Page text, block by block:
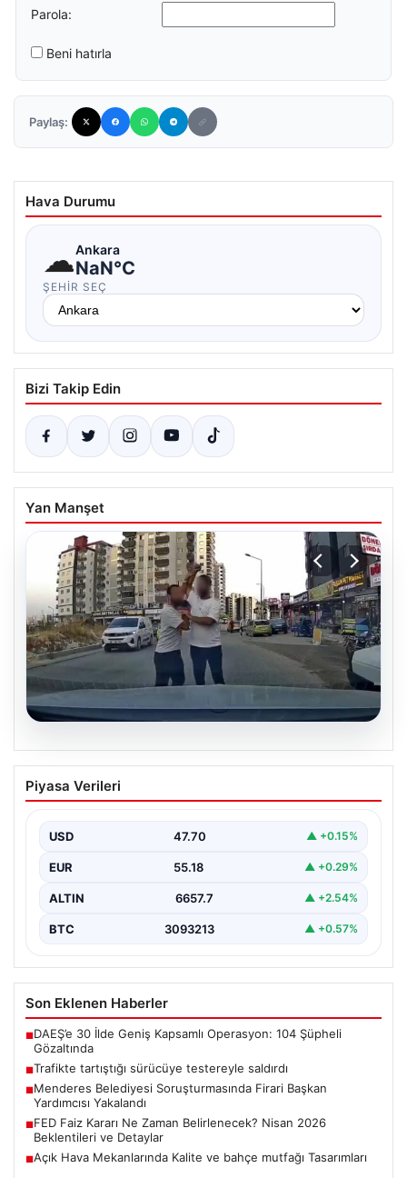
Parola:
Beni hatırla
Paylaş:
Hava Durumu
☁Ankara
NaN°C
ŞEHIR SEÇ
Bizi Takip Edin
Yan Manşet
Trafikte tartıştığı sürücüye testereyle
saldırdı
Testereyle Tehdit Etti", "content": "Adana'nın Sarıçam
ilçesinde…
Piyasa Verileri
USD 47.70 ▲ +0.15%
EUR 55.18 ▲ +0.29%
ALTIN 6657.7 ▲ +2.54%
BTC 3093213 ▲ +0.57%
Son Eklenen Haberler
■DAEŞ’e 30 İlde Geniş Kapsamlı Operasyon: 104 Şüpheli
Gözaltında
■Trafikte tartıştığı sürücüye testereyle saldırdı
■Menderes Belediyesi Soruşturmasında Firari Başkan
Yardımcısı Yakalandı
■FED Faiz Kararı Ne Zaman Belirlenecek? Nisan 2026
Beklentileri ve Detaylar
■Açık Hava Mekanlarında Kalite ve bahçe mutfağı Tasarımları